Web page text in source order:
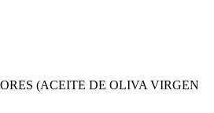
(ACEITE DE OLIVA VIRGEN